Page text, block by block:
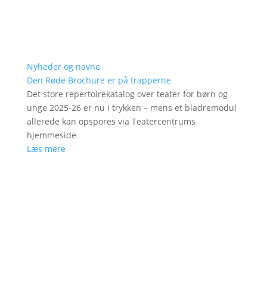
Nyheder og navne
Den Røde Brochure er på trapperne
Det store repertoirekatalog over teater for børn og
unge 2025-26 er nu i trykken – mens et bladremodul
allerede kan opspores via Teatercentrums
hjemmeside
Læs mere